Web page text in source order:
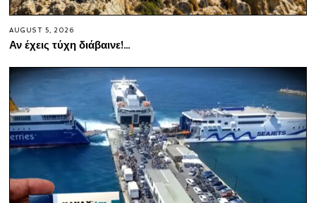
AUGUST 5, 2026
Αν έχεις τύχη διάβαινε!…